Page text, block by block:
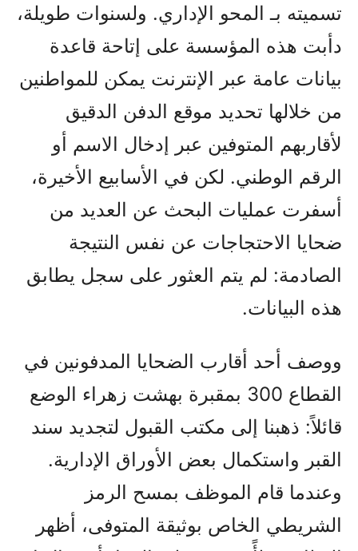
تسميته بـ المحو الإداري. ولسنوات طويلة،
دأبت هذه المؤسسة على إتاحة قاعدة
بيانات عامة عبر الإنترنت يمكن للمواطنين
من خلالها تحديد موقع الدفن الدقيق
لأقاربهم المتوفين عبر إدخال الاسم أو
الرقم الوطني. لكن في الأسابيع الأخيرة،
أسفرت عمليات البحث عن العديد من
ضحايا الاحتجاجات عن نفس النتيجة
الصادمة: لم يتم العثور على سجل يطابق
هذه البيانات.
ووصف أحد أقارب الضحايا المدفونين في
القطاع 300 بمقبرة بهشت زهراء الوضع
قائلاً: ذهبنا إلى مكتب القبول لتجديد سند
القبر واستكمال بعض الأوراق الإدارية.
وعندما قام الموظف بمسح الرمز
الشريطي الخاص بوثيقة المتوفى، أظهر